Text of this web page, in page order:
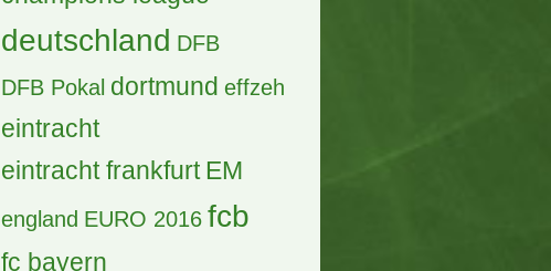
deutschland DFB
DFB Pokal dortmund effzeh
eintracht
eintracht frankfurt EM
england EURO 2016 fcb
fc bayern